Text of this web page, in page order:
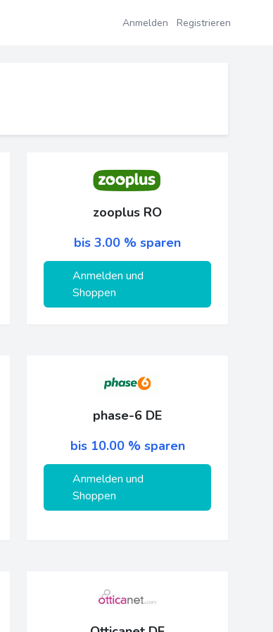
Anmelden Registrieren
zooplus RO
bis 3.00 % sparen
Anmelden und
Shoppen
phase-6 DE
bis 10.00 % sparen
Anmelden und
Shoppen